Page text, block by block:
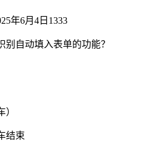
年6月4日 1333
别自动填入表单的功能？
结束